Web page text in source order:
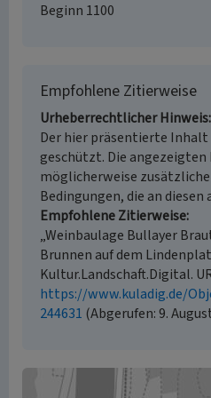
Beginn 1100
Empfohlene Zitierweise
Urheberrechtlicher Hinweis
Der hier präsentierte
geschützt. Die
möglicherweise
Bedingungen, die an diesen
Empfohlene Zitierweise
„Weinbaulage Bullayer
Brunnen auf dem
Kultur.Landschaft.Digital.
https://www.kuladig.de/
244631 (Abgerufen: 9.